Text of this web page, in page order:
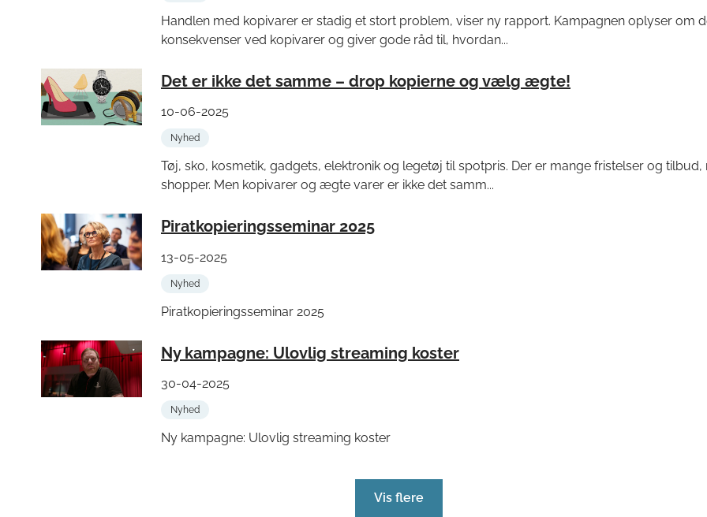
Handlen med kopivarer er stadig et stort problem, viser ny rapport. Kampagnen oplyser om
konsekvenser ved kopivarer og giver gode råd til, hvordan...
Det er ikke det samme – drop kopierne og vælg ægte!
10-06-2025
Nyhed
Tøj, sko, kosmetik, gadgets, elektronik og legetøj til spotpris. Der er mange fristelser og tilbud,
shopper. Men kopivarer og ægte varer er ikke det samm...
Piratkopieringsseminar 2025
13-05-2025
Nyhed
Piratkopieringsseminar 2025
Ny kampagne: Ulovlig streaming koster
30-04-2025
Nyhed
Ny kampagne: Ulovlig streaming koster
Vis flere